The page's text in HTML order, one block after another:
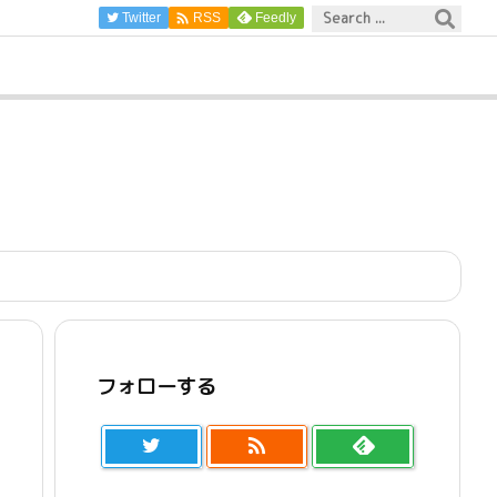
Twitter  RSS Feedly
フォローする
